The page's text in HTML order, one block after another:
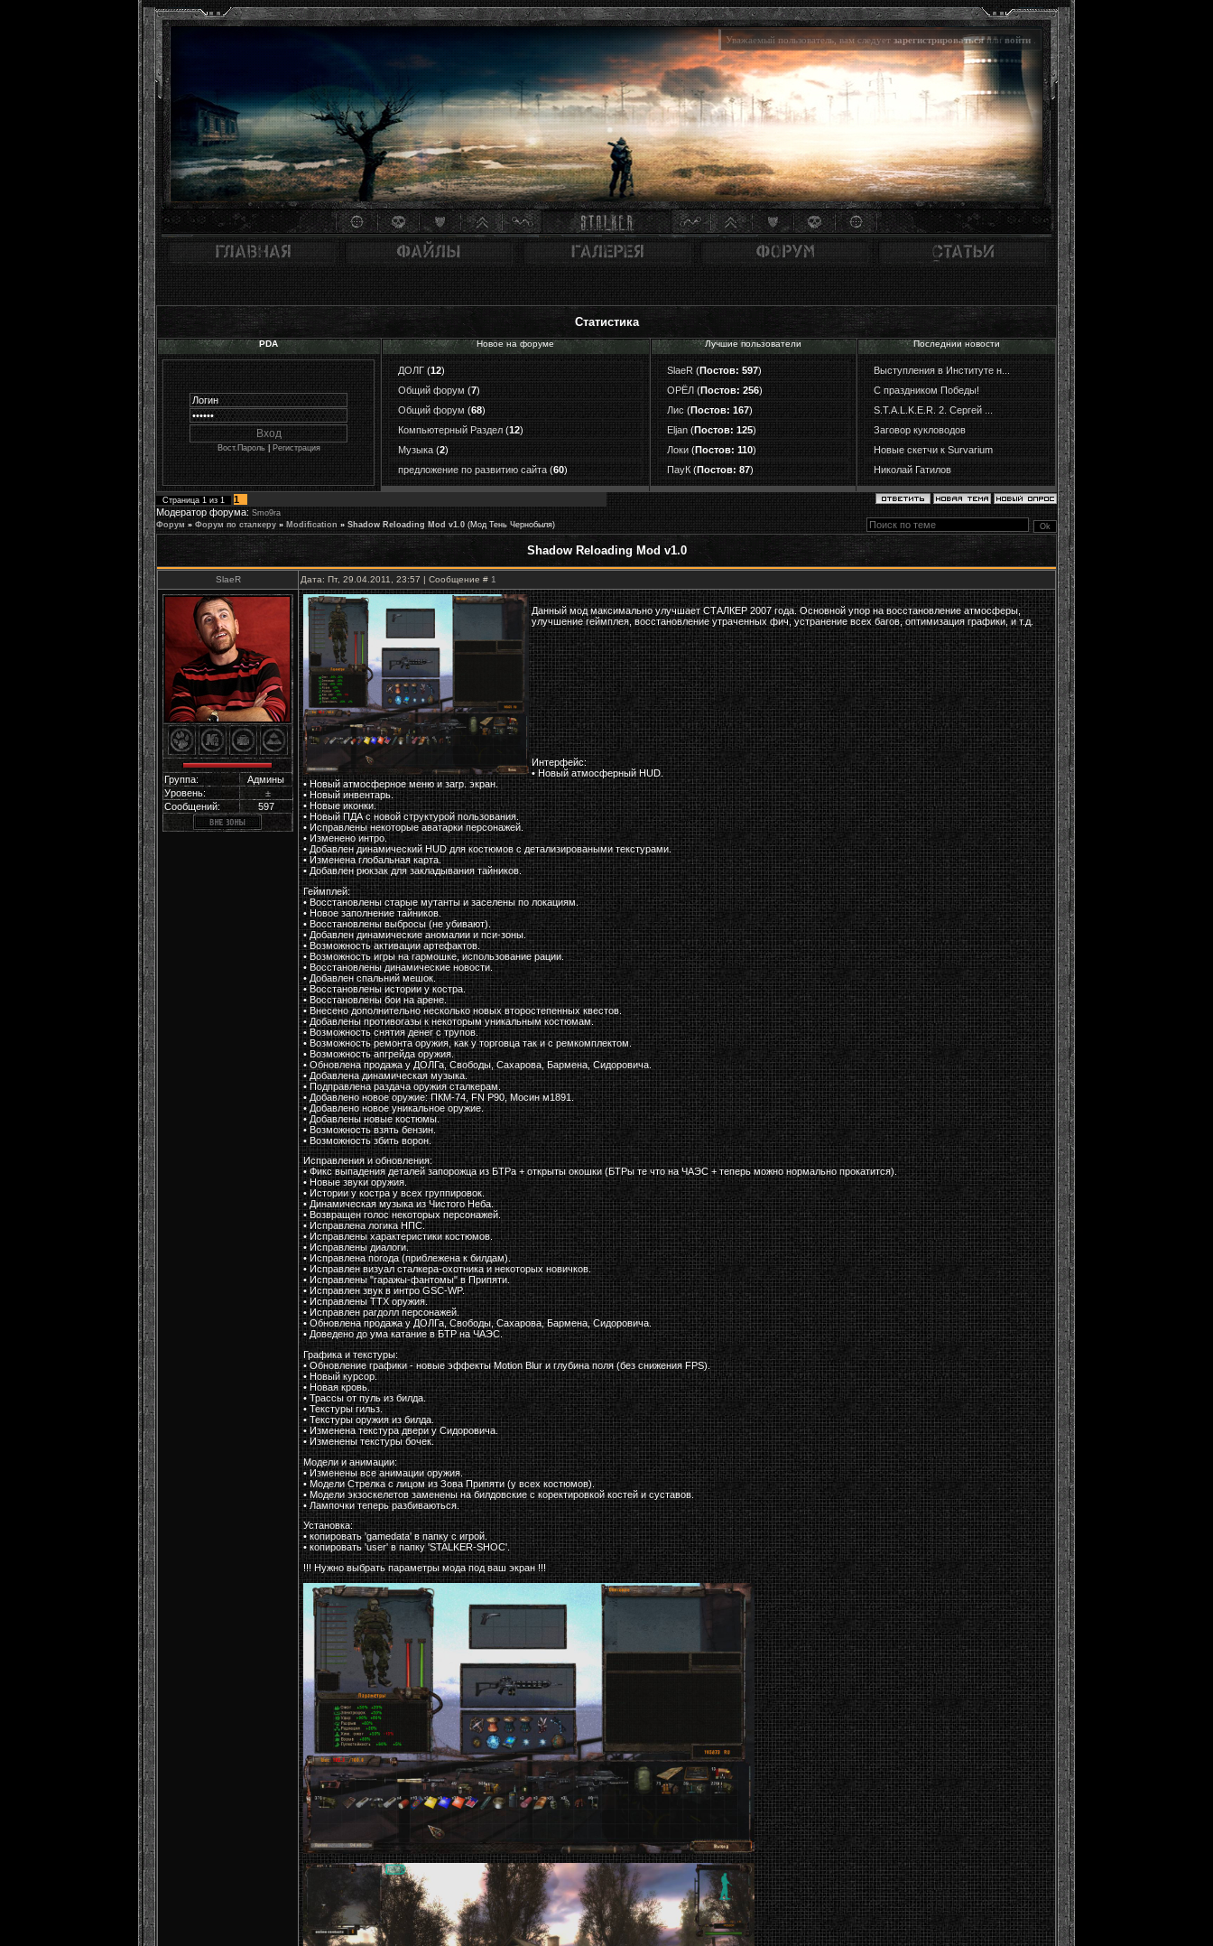
Уважаемый пользователь, вам следуетзарегистрироваться или войти
Статистика
PDA
Вост.Пароль| Регистрация
Новое на форуме
ДОЛГ (12)
Общий форум (7)
Общий форум (68)
Компьютерный Раздел (12)
Музыка (2)
предложение по развитию сайта (60)
Лучшие пользователи
SlaeR (Постов: 597)
ОРЁЛ (Постов: 256)
Лис (Постов: 167)
Eljan (Постов: 125)
Локи (Постов: 110)
ПауК (Постов: 87)
Последнии новости
Выступления в Институте н...
С праздником Победы!
S.T.A.L.K.E.R. 2. Сергей ...
Заговор кукловодов
Новые скетчи к Survarium
Николай Гатилов
Страница 1 из 1
1
Модератор форума: Smo9ra
Форум » Форум по сталкеру » Мodification » Shadow Reloading Mod v1.0 (Мод Тень Чернобыля)
Shadow Reloading Mod v1.0
SlaeR Дата: Пт, 29.04.2011, 23:57 | Сообщение # 1
Группа:
Админы
Уровень:
±
Сообщений:
597
Данный мод максимально улучшает СТАЛКЕР 2007 года. Основной упор на восстановление атмосферы,
улучшение геймплея, восстановление утраченных фич, устранение всех багов, оптимизация графики, и т.д.
Интерфейс:
• Новый атмосферный HUD.
• Новый атмосферное меню и загр. экран.
• Новый инвентарь.
• Новые иконки.
• Новый ПДА с новой структурой пользования.
• Исправлены некоторые аватарки персонажей.
• Изменено интро.
• Добавлен динамический HUD для костюмов с детализироваными текстурами.
• Изменена глобальная карта.
• Добавлен рюкзак для закладывания тайников.
Геймплей:
• Восстановлены старые мутанты и заселены по локациям.
• Новое заполнение тайников.
• Восстановлены выбросы (не убивают).
• Добавлен динамические аномалии и пси-зоны.
• Возможность активации артефактов.
• Возможность игры на гармошке, использование рации.
• Восстановлены динамические новости.
• Добавлен спальний мешок.
• Восстановлены истории у костра.
• Восстановлены бои на арене.
• Внесено дополнительно несколько новых второстепенных квестов.
• Добавлены противогазы к некоторым уникальным костюмам.
• Возможность снятия денег с трупов.
• Возможность ремонта оружия, как у торговца так и с ремкомплектом.
• Возможность апгрейда оружия.
• Обновлена продажа у ДОЛГа, Свободы, Сахарова, Бармена, Сидоровича.
• Добавлена динамическая музыка.
• Подправлена раздача оружия сталкерам.
• Добавлено новое оружие: ПКМ-74, FN P90, Мосин м1891.
• Добавлено новое уникальное оружие.
• Добавлены новые костюмы.
• Возможность взять бензин.
• Возможность збить ворон.
Исправления и обновления:
• Фикс выпадения деталей запорожца из БТРа + открыты окошки (БТРы те что на ЧАЭС + теперь можно нормально прокатится).
• Новые звуки оружия.
• Истории у костра у всех группировок.
• Динамическая музыка из Чистого Неба.
• Возвращен голос некоторых персонажей.
• Исправлена логика НПС.
• Исправлены характеристики костюмов.
• Исправлены диалоги.
• Исправлена погода (приблежена к билдам).
• Исправлен визуал сталкера-охотника и некоторых новичков.
• Исправлены "гаражы-фантомы" в Припяти.
• Исправлен звук в интро GSC-WP.
• Исправлены ТТХ оружия.
• Исправлен рагдолл персонажей.
• Обновлена продажа у ДОЛГа, Свободы, Сахарова, Бармена, Сидоровича.
• Доведено до ума катание в БТР на ЧАЭС.
Графика и текстуры:
• Обновление графики - новые эффекты Motion Blur и глубина поля (без снижения FPS).
• Новый курсор.
• Новая кровь.
• Трассы от пуль из билда.
• Текстуры гильз.
• Текстуры оружия из билда.
• Изменена текстура двери у Сидоровича.
• Изменены текстуры бочек.
Модели и анимации:
• Изменены все анимации оружия.
• Модели Стрелка с лицом из Зова Припяти (у всех костюмов).
• Модели экзоскелетов заменены на билдовские с коректировкой костей и суставов.
• Лампочки теперь разбиваються.
Установка:
• копировать 'gamedata' в папку с игрой.
• копировать 'user' в папку 'STALKER-SHOC'.
!!! Нужно выбрать параметры мода под ваш экран !!!